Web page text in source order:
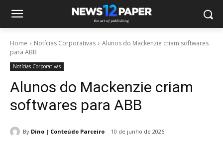
Home Notícias Corporativas
Alunos do Mackenzie criam softwares
para ABB
Notícias Corporativas
Alunos do Mackenzie criam
softwares para ABB
By Dino | Conteúdo Parceiro 10 de junho de 2026